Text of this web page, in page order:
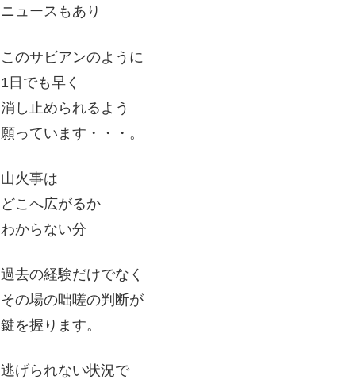
ニュースもあり
このサビアンのように
1日でも早く
消し止められるよう
願っています・・・。
山火事は
どこへ広がるか
わからない分
過去の経験だけでなく
その場の咄嗟の判断が
鍵を握ります。
逃げられない状況で